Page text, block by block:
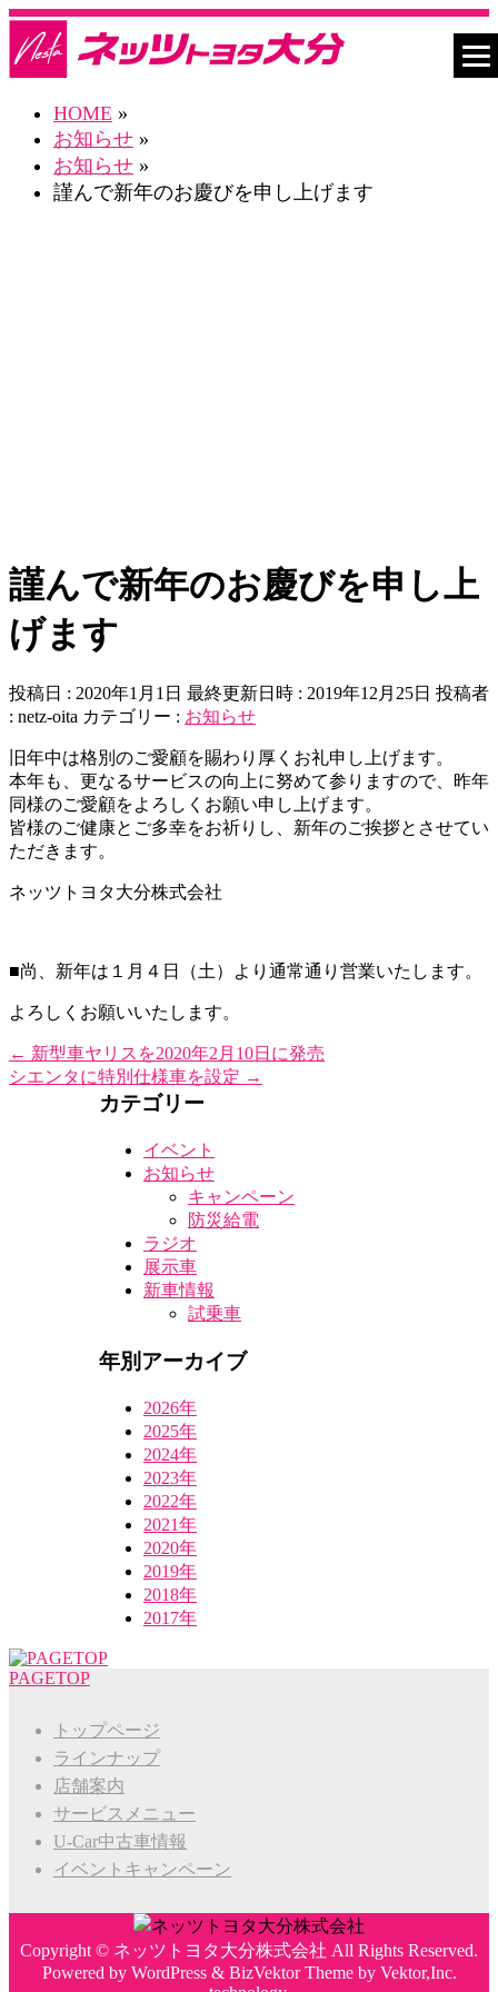
HOME »
お知らせ »
お知らせ »
謹んで新年のお慶びを申し上げます
謹んで新年のお慶びを申し上
げます
投稿日 : 2020年1月1日 最終更新日時 : 2019年12月25日 投稿者
: netz-oita カテゴリー : お知らせ
旧年中は格別のご愛顧を賜わり厚くお礼申し上げます。
本年も、更なるサービスの向上に努めて参りますので、昨年
同様のご愛顧をよろしくお願い申し上げます。
皆様のご健康とご多幸をお祈りし、新年のご挨拶とさせてい
ただきます。
ネッツトヨタ大分株式会社
■尚、新年は１月４日（土）より通常通り営業いたします。
よろしくお願いいたします。
← 新型車ヤリスを2020年2月10日に発売
シエンタに特別仕様車を設定 →
カテゴリー
イベント
お知らせ
キャンペーン
防災給電
ラジオ
展示車
新車情報
試乗車
年別アーカイブ
2026年
2025年
2024年
2023年
2022年
2021年
2020年
2019年
2018年
2017年
PAGETOP
トップページ
ラインナップ
店舗案内
サービスメニュー
U-Car中古車情報
イベントキャンペーン
Copyright © ネッツトヨタ大分株式会社 All Rights Reserved.
Powered by WordPress& BizVektor Themeby Vektor,Inc.